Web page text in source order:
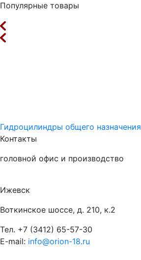
Популярные товары
Гидроцилиндры общего назначения
Контакты
головной офис и производство
Ижевск
Воткинское шоссе, д. 210, к.2
Тел. +7 (3412) 65-57-30
E-mail: info@orion-18.ru